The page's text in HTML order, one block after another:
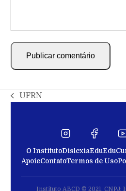
UFRN
O InstitutoDislexiaEduEdu
ApoieContatoTermos de Uso
Instituto ABCD © 2021. CNPJ: